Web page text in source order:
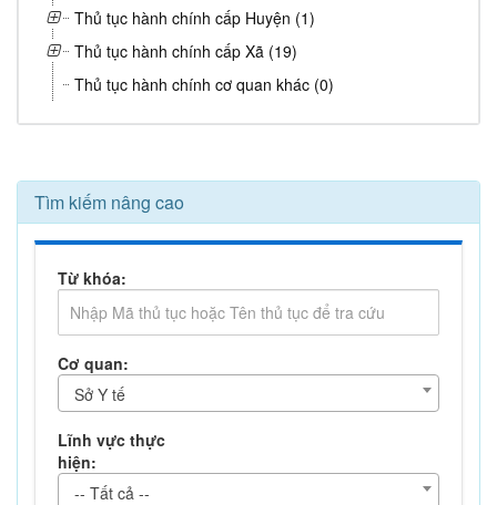
Thủ tục hành chính cấp Huyện (1)
Thủ tục hành chính cấp Xã (19)
Thủ tục hành chính cơ quan khác (0)
Tìm kiếm nâng cao
Từ khóa:
Cơ quan:
Sở Y tế
Lĩnh vực thực
hiện:
-- Tất cả --